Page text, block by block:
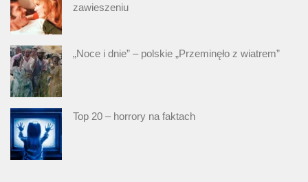
zawieszeniu
„Noce i dnie” – polskie „Przeminęło z wiatrem”
Top 20 – horrory na faktach